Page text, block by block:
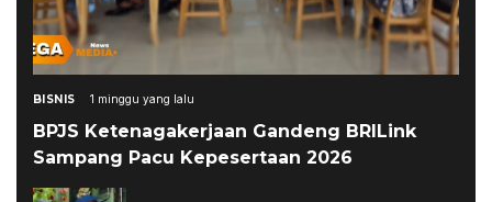
BISNIS 1 minggu yang lalu
BPJS Ketenagakerjaan Gandeng BRILink
Sampang Pacu Kepesertaan 2026